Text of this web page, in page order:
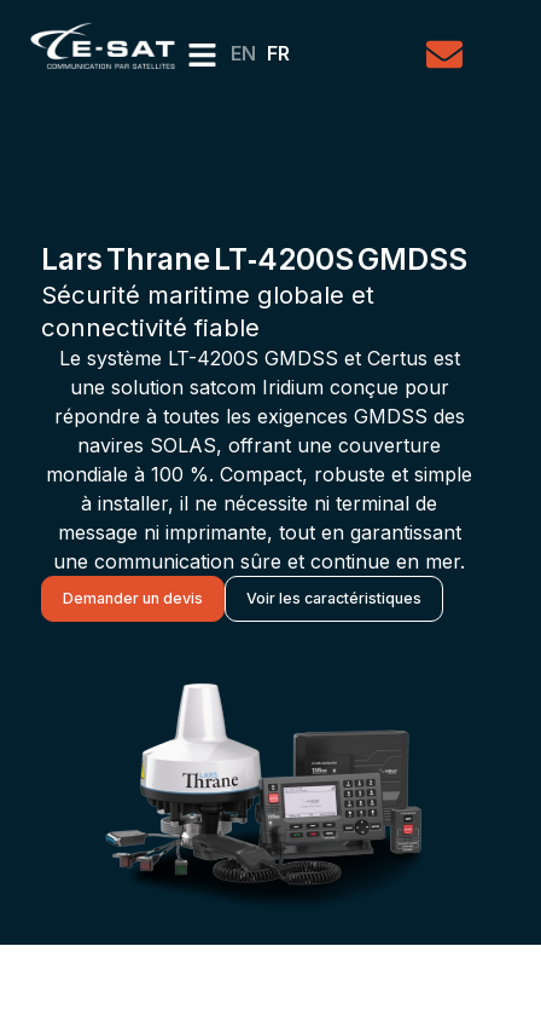
EN FR
Lars Thrane LT‑4200S GMDSS
Sécurité maritime globale et
connectivité fiable
Le système LT-4200S GMDSS et Certus est
une solution satcom Iridium conçue pour
répondre à toutes les exigences GMDSS des
navires SOLAS, offrant une couverture
mondiale à 100 %. Compact, robuste et simple
à installer, il ne nécessite ni terminal de
message ni imprimante, tout en garantissant
une communication sûre et continue en mer.
Demander un devis Voir les caractéristiques